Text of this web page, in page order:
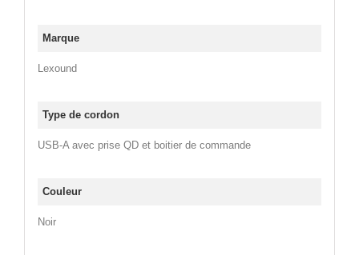
Marque
Lexound
Type de cordon
USB-A avec prise QD et boitier de commande
Couleur
Noir